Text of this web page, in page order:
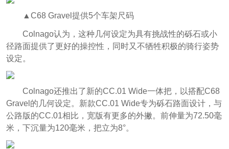
▲C68 Gravel提供5个车架尺码
Colnago认为，这种几何设定为具有挑战性的砾石或小
径路面提供了更好的操控性，同时又不牺牲积极的骑行姿势
设定。
Colnago还推出了新的CC.01 Wide一体把，以搭配C68
Gravel的几何设定。新款CC.01 Wide专为砾石路面设计，与
公路版的CC.01相比，宽版有更多的外撇。前伸量为72.50毫
米，下沉量为120毫米，把立为8°。